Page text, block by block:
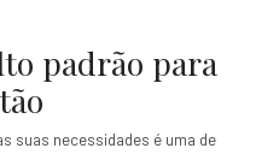
padrão para
suas necessidades é uma de